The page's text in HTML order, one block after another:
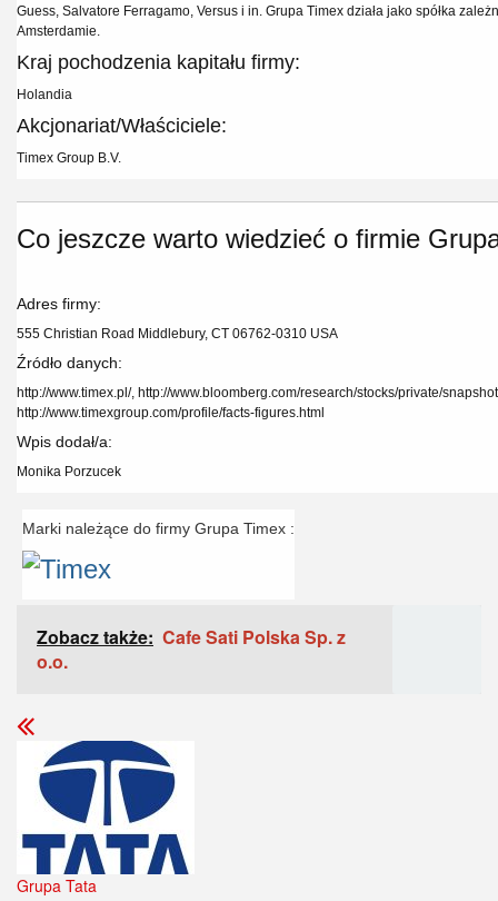
Guess, Salvatore Ferragamo, Versus i in. Grupa Timex działa jako spółka
Amsterdamie.
Kraj pochodzenia kapitału firmy:
Holandia
Akcjonariat/Właściciele:
Timex Group B.V.
Co jeszcze warto wiedzieć o firmie
Adres firmy:
555 Christian Road Middlebury, CT 06762-0310 USA
Źródło danych:
http://www.timex.pl/, http://www.bloomberg.com/research/stocks/private/
http://www.timexgroup.com/profile/facts-figures.html
Wpis dodał/a:
Monika Porzucek
Marki należące do firmy Grupa Timex :
Zobacz także: Cafe Sati Polska Sp. z
o.o.
Grupa Tata